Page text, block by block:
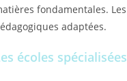
fondamentales.
adaptées.
écoles spécialisées